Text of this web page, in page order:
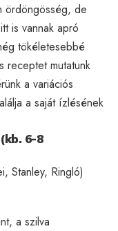
ördöngösség, de
is vannak apró
tökéletesebbé
receptet mutatunk
a variációs
a saját ízlésének
6-8
Stanley, Ringló)
a szilva